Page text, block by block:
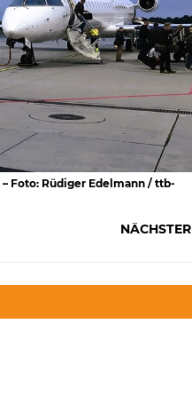
Foto: Rüdiger Edelmann / ttb-
NÄCHSTER